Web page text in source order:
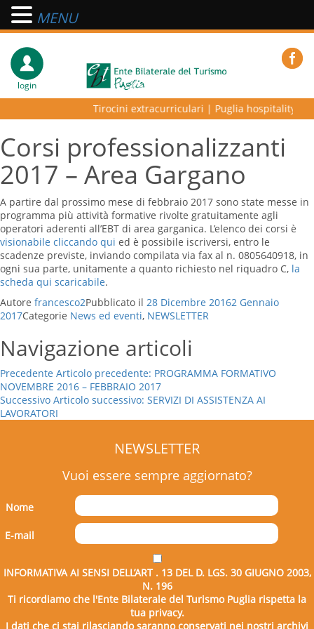
login
Tirocini extracurriculari| Puglia hospitality
Corsi professionalizzanti
2017 – Area Gargano
A partire dal prossimo mese di febbraio 2017 sono state messe in
programma più attività formative rivolte gratuitamente agli
operatori aderenti all’EBT di area garganica. L’elenco dei corsi è
visionabile cliccando qui ed è possibile iscriversi, entro le
scadenze previste, inviando compilata via fax al n. 0805640918, in
ogni sua parte, unitamente a quanto richiesto nel riquadro C, la
scheda qui scaricabile.
Autore francesco2Pubblicato il 28 Dicembre 20162 Gennaio
2017Categorie News ed eventi, NEWSLETTER
Navigazione articoli
Precedente Articolo precedente: PROGRAMMA FORMATIVO
NOVEMBRE 2016 – FEBBRAIO 2017
Successivo Articolo successivo: SERVIZI DI ASSISTENZA AI
LAVORATORI
NEWSLETTER
Vuoi essere sempre aggiornato?
Nome
E-mail
INFORMATIVA AI SENSI DELL’ART . 13 DEL D. LGS. 30 GIUGNO 2003,
N. 196
Ti ricordiamo che l'Ente Bilaterale del Turismo Puglia rispetta la
tua privacy.
I dati che ci stai rilasciando saranno conservati nei nostri archivi
MENU